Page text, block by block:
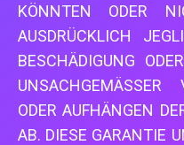
KÖNNTEN ODER
AUSDRÜCKLICH
BESCHÄDIGUNG
UNSACHGEMÄSSER
ODER AUFHÄNGEN
AB. DIESE GARANTIE